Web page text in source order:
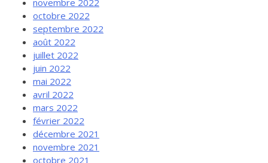
novembre 2022
octobre 2022
septembre 2022
août 2022
juillet 2022
juin 2022
mai 2022
avril 2022
mars 2022
février 2022
décembre 2021
novembre 2021
octobre 2021